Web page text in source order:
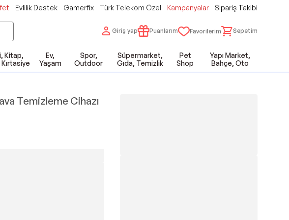
Evlilik Destek Gamerfix Türk Telekom Özel Kampanyalar Sipariş Takibi
Giriş yap Puanlarım Favorilerim Sepetim
Kitap,
Ev,
Yaşam
Spor,
Outdoor
Süpermarket,
Gıda, Temizlik
Pet
Shop
Yapı Market,
Bahçe, Oto
Temizleme Cihazı